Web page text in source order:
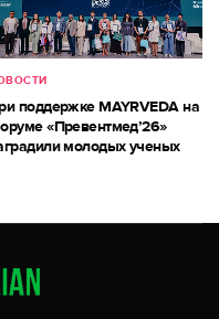
поддержке MAYRVEDA на
«Превентмед’26»
молодых ученых